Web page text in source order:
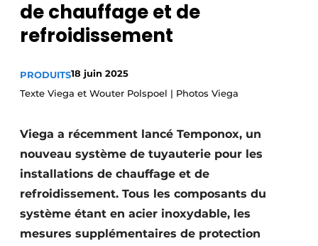
S’inscrire à l’événement
S’inscrire
Video’s
de chauffage et de
refroidissement
PRODUITS18 juin 2025
Texte Viega et Wouter Polspoel | Photos Viega
Viega a récemment lancé Temponox, un
nouveau système de tuyauterie pour les
installations de chauffage et de
refroidissement. Tous les composants du
système étant en acier inoxydable, les
mesures supplémentaires de protection